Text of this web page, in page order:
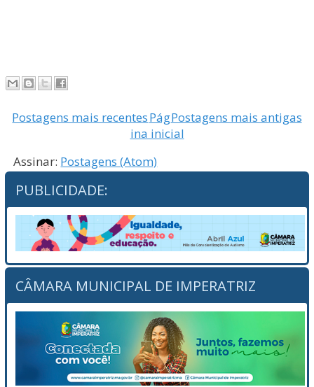
Postagens mais recentes Postagens mais antigas
Pág
ina inicial
Assinar: Postagens (Atom)
PUBLICIDADE:
CÂMARA MUNICIPAL DE IMPERATRIZ